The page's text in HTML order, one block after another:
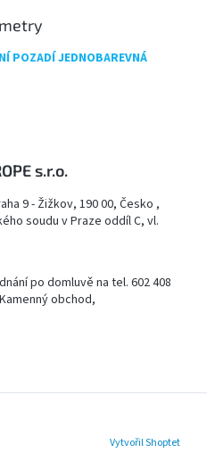
POZADÍ JEDNOBAREVNÁ
s.r.o.
9 - Žižkov, 190 00, Česko ,
soudu v Praze oddíl C, vl.
po domluvě na tel. 602 408
obchod,
Vytvořil Shoptet